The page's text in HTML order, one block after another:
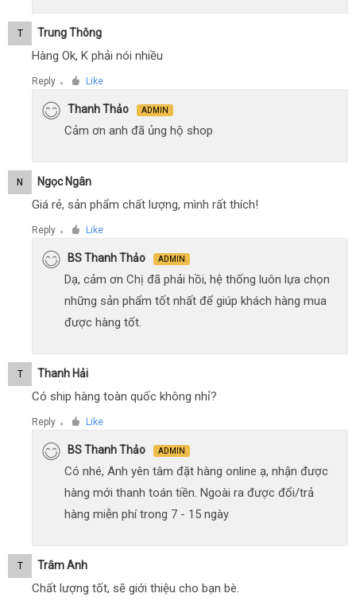
T Trung Thông
Hàng Ok, K phải nói nhiều
Reply ● Like
Thanh Thảo ADMIN
Cảm ơn anh đã ủng hộ shop
N Ngọc Ngân
Giá rẻ, sản phẩm chất lượng, mình rất thích!
Reply ● Like
BS Thanh Thảo ADMIN
Dạ, cảm ơn Chị đã phải hồi, hệ thống luôn lựa chọn
những sản phẩm tốt nhất để giúp khách hàng mua
được hàng tốt.
T Thanh Hải
Có ship hàng toàn quốc không nhỉ?
Reply ● Like
BS Thanh Thảo ADMIN
Có nhé, Anh yên tâm đặt hàng online ạ, nhận được
hàng mới thanh toán tiền. Ngoài ra được đổi/trả
hàng miễn phí trong 7 - 15 ngày
T Trâm Anh
Chất lượng tốt, sẽ giới thiệu cho bạn bè.